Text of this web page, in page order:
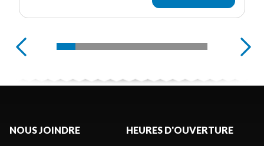
NOUS JOINDRE HEURES D'OUVERTURE